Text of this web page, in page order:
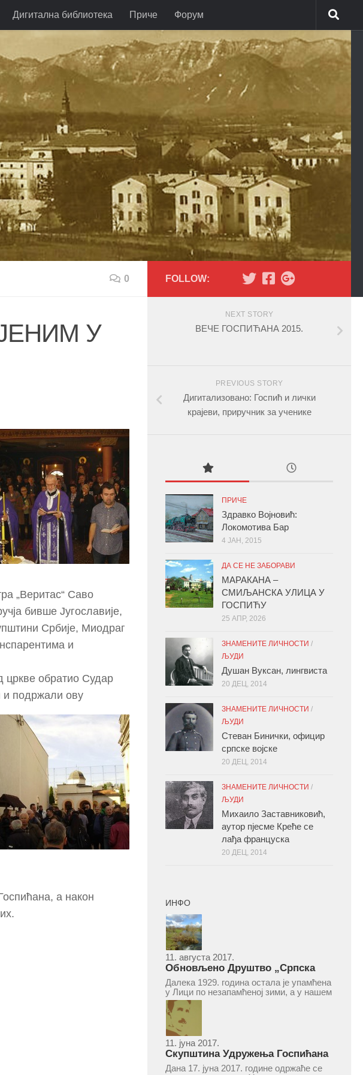
Дигитална библиотека Приче Форум
0
У
„Веритас“ Саво
бивше Југославије,
Србије, Миодраг
и
цркве обратио Судар
подржали ову
а након
FOLLOW:
NEXT STORY
ВЕЧЕ ГОСПИЋАНА 2015.
PREVIOUS STORY
Дигитализовано: Госпић и лички
крајеви, приручник за ученике
ПРИЧЕ
Здравко Војновић:
Локомотива Бар
4 ЈАН, 2015
ДА СЕ НЕ ЗАБОРАВИ
МАРАКАНА –
СМИЉАНСКА УЛИЦА У
ГОСПИЋУ
25 АПР, 2026
ЗНАМЕНИТЕ ЛИЧНОСТИ /
ЉУДИ
Душан Вуксан, лингвиста
20 ДЕЦ, 2014
ЗНАМЕНИТЕ ЛИЧНОСТИ /
ЉУДИ
Стеван Бинички, официр
српске војске
20 ДЕЦ, 2014
ЗНАМЕНИТЕ ЛИЧНОСТИ /
ЉУДИ
Михаило Заставниковић,
аутор пјесме Креће се
лађа француска
20 ДЕЦ, 2014
ИНФО
11. августа 2017.
Обновљено Друштво „Српска
народна читаоница и књижница“
у Врепцу
Далека 1929. година остала је упамћена
у Лици по незапамћеној зими, а у нашем
Врепцу и по оснивању Друштва „Српска
народна читаоница и књижница у
Врепцу“. Потакнути потребом за
културним и духовним уздизањем
група...
11. јуна 2017.
Скупштина Удружења Госпићана
„Никола Тесла“ у суботу 17. јуна
Дана 17. јуна 2017. године одржаће се